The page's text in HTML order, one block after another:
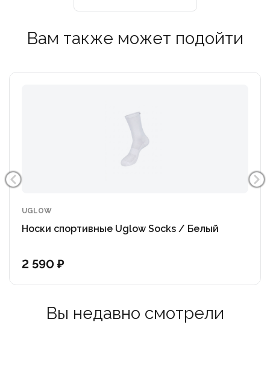
Вам также может подойти
UGLOW
Носки спортивные Uglow Socks / Белый
2 590 ₽
Вы недавно смотрели